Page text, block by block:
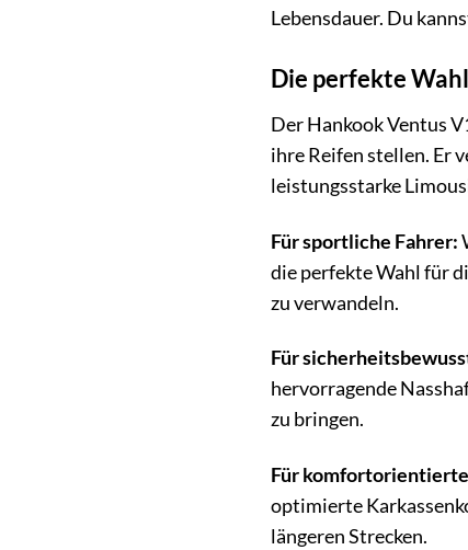
Lebensdauer. Du
Die perfekte
Der Hankook Ventus
ihre Reifen stellen. Er
leistungsstarke
Für sportliche Fahrer:
die perfekte Wahl für
zu verwandeln.
Für
hervorragende
zu bringen.
Für
optimierte
längeren Strecken.